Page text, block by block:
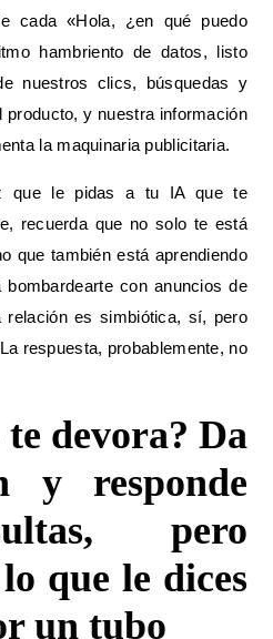
cada «Hola, ¿en qué puedo
hambriento de datos, listo
nuestros clics, búsquedas y
y nuestra información
la maquinaria publicitaria.
que le pidas a tu IA que te
recuerda que no solo te está
que también está aprendiendo
con anuncios de
es simbiótica, sí, pero
respuesta, probablemente, no
devora? Da
y responde
pero
que le dices
un tubo